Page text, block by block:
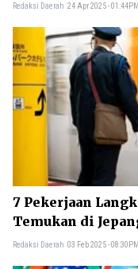
Redaksi Daerah 24 Apr 2025 - 01:44PM
7 Pekerjaan
Temukan di
Redaksi Daerah 03 Feb 2025 - 08:30PM